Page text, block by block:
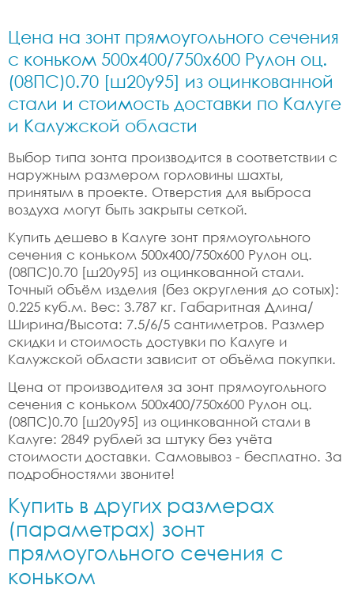
Цена на зонт прямоугольного сечения
с коньком 500x400/750x600 Рулон оц.
(08ПС)0.70 [ш20у95] из оцинкованной
стали и стоимость доставки по Калуге
и Калужской области
Выбор типа зонта производится в соответствии с
наружным размером горловины шахты,
принятым в проекте. Отверстия для выброса
воздуха могут быть закрыты сеткой.
Купить дешево в Калуге зонт прямоугольного
сечения с коньком 500x400/750x600 Рулон оц.
(08ПС)0.70 [ш20у95] из оцинкованной стали.
Точный объём изделия (без округления до сотых):
0.225 куб.м. Вес: 3.787 кг. Габаритная Длина/
Ширина/Высота: 7.5/6/5 сантиметров. Размер
скидки и стоимость достувки по Калуге и
Калужской области зависит от объёма покупки.
Цена от производителя за зонт прямоугольного
сечения с коньком 500x400/750x600 Рулон оц.
(08ПС)0.70 [ш20у95] из оцинкованной стали в
Калуге: 2849 рублей за штуку без учёта
стоимости доставки. Самовывоз - бесплатно. За
подробностями звоните!
Купить в других размерах
(параметрах) зонт
прямоугольного сечения с
коньком